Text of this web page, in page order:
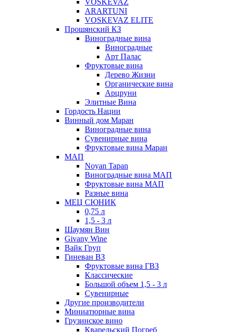
VOSKEVAZ
ARARTUNI
VOSKEVAZ ELITE
Прошянский КЗ
Виноградные вина
Виноградные
Арт Палас
Фруктовые вина
Дерево Жизни
Органические вина
Арцруни
Элитные Вина
Гордость Нации
Винный дом Маран
Виноградные вина
Сувенирные вина
Фруктовые вина Маран
МАП
Noyan Tapan
Виноградные вина МАП
Фруктовые вина МАП
Разные вина
МЕЦ СЮНИК
0,75 л
1,5 - 3 л
Шаумян Вин
Givany Wine
Вайк Груп
Гиневан ВЗ
Фруктовые вина ГВЗ
Классические
Большой объем 1,5 - 3 л
Сувенирные
Другие производители
Миниатюрные вина
Грузинское вино
Кварельский Погреб